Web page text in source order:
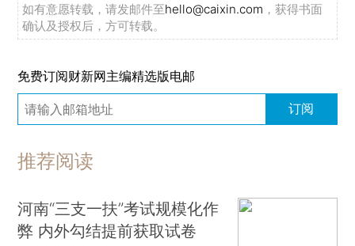
如有意愿转载，请发邮件至hello@caixin.com ，获得书面
确认及授权后，方可转载。
免费订阅财新网主编精选版电邮
订阅
推荐阅读
河南“三支一扶”考试规模化作
弊 内外勾结提前获取试卷